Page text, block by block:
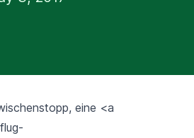
eine <a